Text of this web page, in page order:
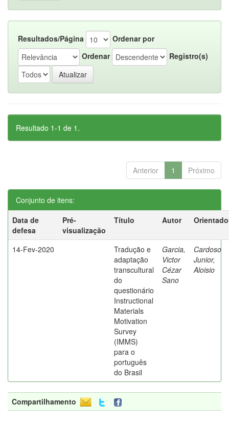
Resultados/Página
Ordenar por
Ordenar
Registro(s)
Resultado 1-1 de 1.
Anterior 1 Próximo
Conjunto de itens:
Data de
defesa
Pré-
visualização
Título Autor
14-Fev-2020
Tradução e
adaptação
transcultural
do
questionário
Instructional
Materials
Motivation
Survey
(IMMS)
para o
português
do Brasil
Garcia,
Victor
Cézar
Sano
Cardoso
Junior,
Aloisio
Compartilhamento